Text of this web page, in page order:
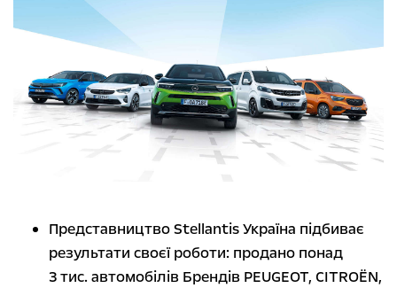
Представництво Stellantis Україна підбиває
результати своєї роботи: продано понад
3 тис. автомобілів Брендів PEUGEOT, CITROЁN,